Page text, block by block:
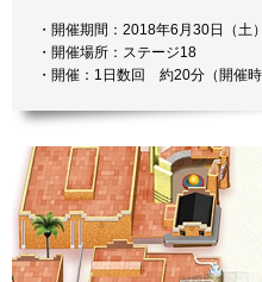
・開催期間：2018年6月30日（土
・開催場所：ステージ18
・開催：1日数回 約20分（開催